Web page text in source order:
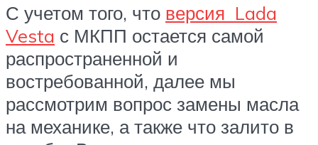
С учетом того, что версия Lada
Vesta с МКПП остается самой
распространенной и
востребованной, далее мы
рассмотрим вопрос замены масла
на механике, а также что залито в